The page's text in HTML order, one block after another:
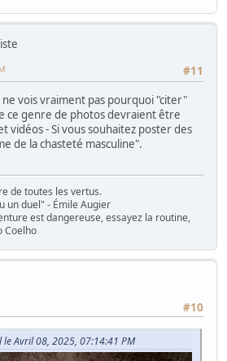
#11
ne vois vraiment pas pourquoi "citer"
ce genre de photos devraient être
vidéos - Si vous souhaitez poster des
de la chasteté masculine".
de toutes les vertus.
un duel" - Émile Augier
est dangereuse, essayez la routine,
Coelho
#10
le Avril 08, 2025, 07:14:41 PM